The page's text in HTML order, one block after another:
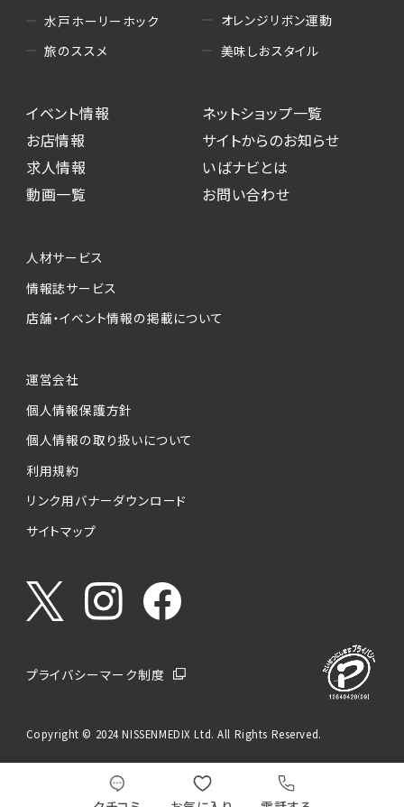
水戸ホーリーホック
旅のススメ
オレンジリボン運動
美味しおスタイル
イベント情報
お店情報
求人情報
動画一覧
ネットショップ一覧
サイトからのお知らせ
いばナビとは
お問い合わせ
人材サービス
情報誌サービス
店舗・イベント情報の掲載について
運営会社
個人情報保護方針
個人情報の取り扱いについて
利用規約
リンク用バナーダウンロード
サイトマップ
プライバシーマーク制度
Copyright © 2024 NISSENMEDIX Ltd. All Rights Reserved.